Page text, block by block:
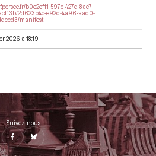
b0e2cf11-597c-427d-8ac7-
2d623b4c-e92d-4a96-aad0-
manifest
2026 à 18:19
Suivez-nous